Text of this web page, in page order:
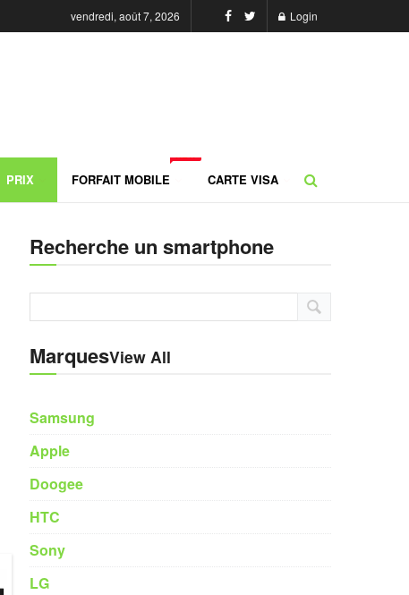
vendredi, août 7, 2026 Login
PRIX FORFAIT MOBILE CARTE VISA
Recherche un smartphone
MarquesView All
Samsung
Apple
Doogee
HTC
Sony
LG